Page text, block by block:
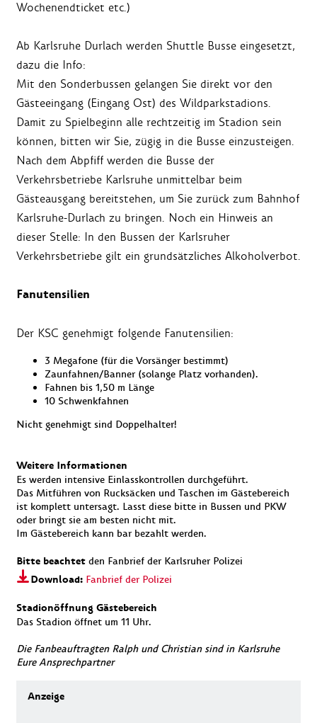
Wochenendticket etc.)
Ab Karlsruhe Durlach werden Shuttle Busse eingesetzt,
dazu die Info:
Mit den Sonderbussen gelangen Sie direkt vor den
Gästeeingang (Eingang Ost) des Wildparkstadions.
Damit zu Spielbeginn alle rechtzeitig im Stadion sein
können, bitten wir Sie, zügig in die Busse einzusteigen.
Nach dem Abpfiff werden die Busse der
Verkehrsbetriebe Karlsruhe unmittelbar beim
Gästeausgang bereitstehen, um Sie zurück zum Bahnhof
Karlsruhe-Durlach zu bringen. Noch ein Hinweis an
dieser Stelle: In den Bussen der Karlsruher
Verkehrsbetriebe gilt ein grundsätzliches Alkoholverbot.
Fanutensilien
Der KSC genehmigt folgende Fanutensilien:
3 Megafone (für die Vorsänger bestimmt)
Zaunfahnen/Banner (solange Platz vorhanden).
Fahnen bis 1,50 m Länge
10 Schwenkfahnen
Nicht genehmigt sind Doppelhalter!
Weitere Informationen
Es werden intensive Einlasskontrollen durchgeführt.
Das Mitführen von Rucksäcken und Taschen im Gästebereich
ist komplett untersagt. Lasst diese bitte in Bussen und PKW
oder bringt sie am besten nicht mit.
Im Gästebereich kann bar bezahlt werden.
Bitte beachtet den Fanbrief der Karlsruher Polizei
Download: Fanbrief der Polizei
Stadionöffnung Gästebereich
Das Stadion öffnet um 11 Uhr.
Die Fanbeauftragten Ralph und Christian sind in Karlsruhe
Eure Ansprechpartner